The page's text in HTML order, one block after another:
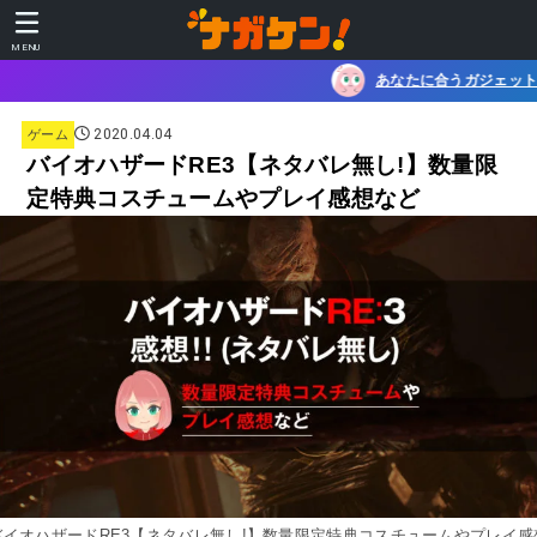
MENU
あなたに合うガジェットを、 30秒でチェ
ゲーム 2020.04.04
バイオハザードRE3【ネタバレ無し!】数量限
定特典コスチュームやプレイ感想など